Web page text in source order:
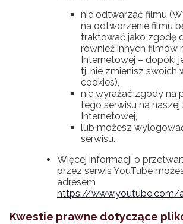
nie odtwarzać filmu
na odtworzenie filmu
traktować jako zgodę
również innych filmów
Internetowej – dopóki
tj. nie zmienisz swoich
cookies),
nie wyrażać zgody na
tego serwisu na naszej
Internetowej,
lub możesz
serwisu.
Więcej informacji o
przez serwis YouTube
adresem
https://www.youtube.com/
Kwestie prawne dotyczące